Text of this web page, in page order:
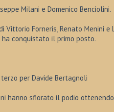
Milani e Domenico Benciolini.
Forneris, Renato Menini e
ha conquistato il primo posto.
per Davide Bertagnoli
hanno sfiorato il podio